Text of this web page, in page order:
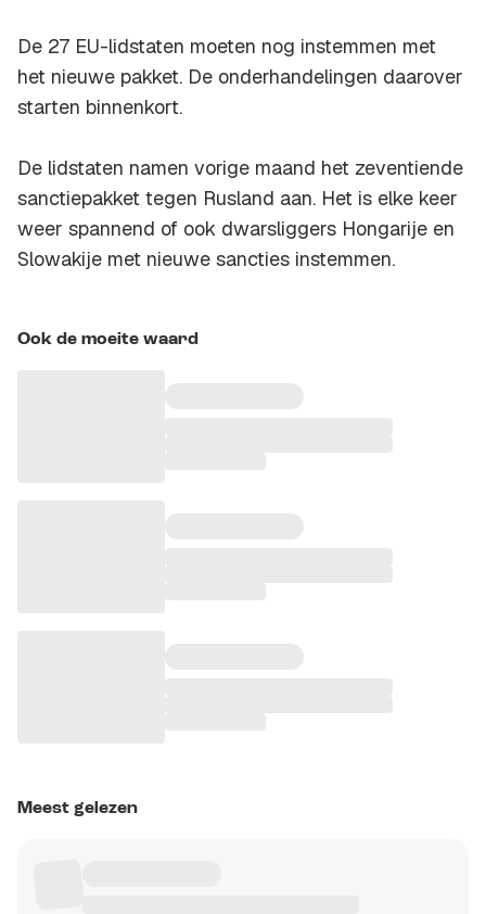
De 27 EU-lidstaten moeten nog instemmen met
het nieuwe pakket. De onderhandelingen daarover
starten binnenkort.
De lidstaten namen vorige maand het zeventiende
sanctiepakket tegen Rusland aan. Het is elke keer
weer spannend of ook dwarsliggers Hongarije en
Slowakije met nieuwe sancties instemmen.
Ook de moeite waard
Meest gelezen